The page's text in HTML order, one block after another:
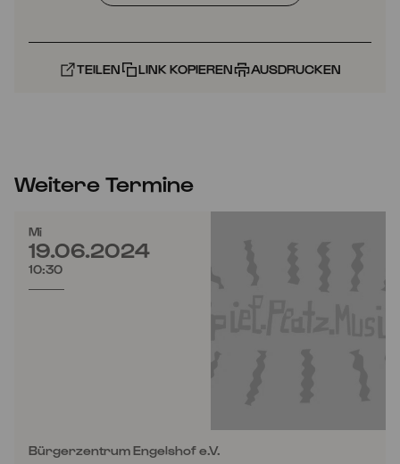
TEILEN LINK KOPIEREN AUSDRUCKEN
Weitere Termine
Mi
19.06.2024
10:30
Bürgerzentrum Engelshof e.V.